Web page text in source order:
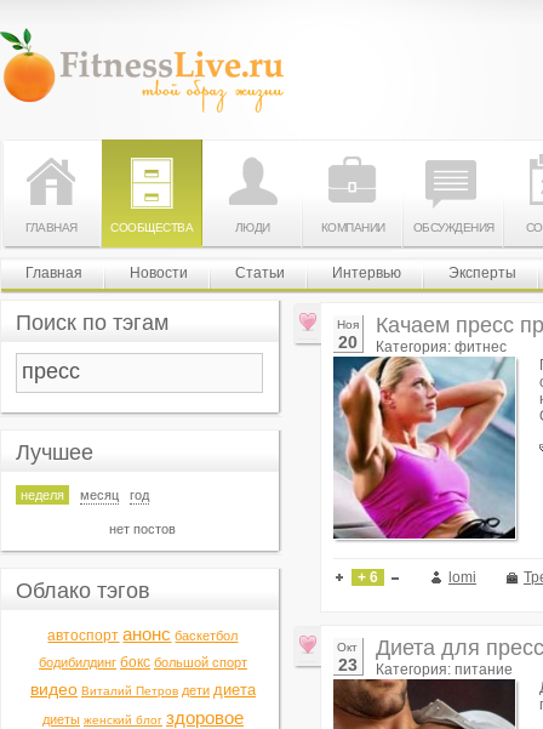
ГЛАВНАЯ СООБЩЕСТВА ЛЮДИ КОМПАНИИ ОБСУЖДЕНИЯ
Главная Новости Статьи Интервью Эксперты
Ноя
20
Качаем пресс
Категория: фитнес
+ 6 lomi
Окт
23
Диета для
Категория: питание
Поиск по тэгам
Лучшее
неделя месяц год
нет постов
Облако тэгов
автоспорт анонс баскетбол
бодибилдинг бокс большой спорт
видео Виталий Петров дети диета
диеты женский блог здоровое